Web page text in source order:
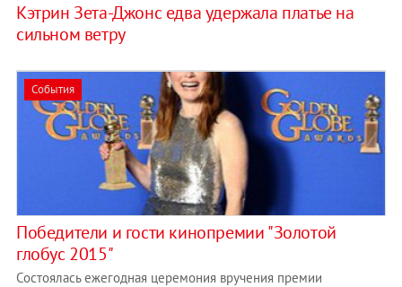
Кэтрин Зета-Джонс едва удержала платье на
сильном ветру
События
Победители и гости кинопремии "Золотой
глобус 2015"
Состоялась ежегодная церемония вручения премии